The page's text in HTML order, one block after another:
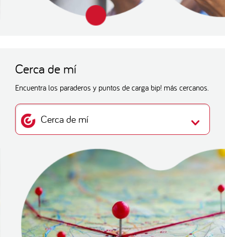
Cerca de mí
Encuentra los paraderos y puntos de carga bip! más cercanos.
Cerca de mí